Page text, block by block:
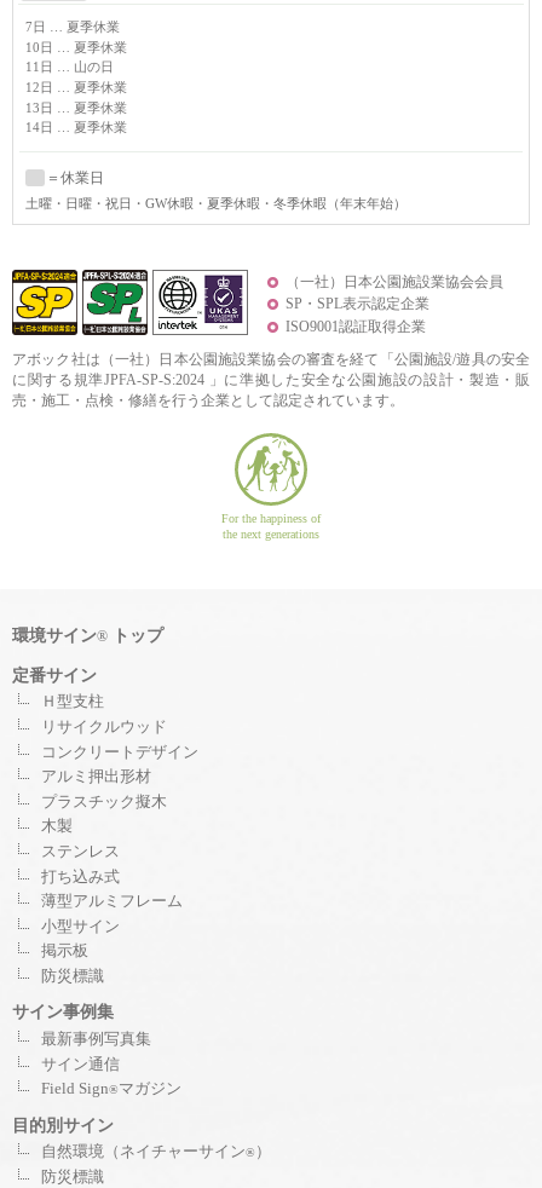
7日 … 夏季休業
10日 … 夏季休業
11日 … 山の日
12日 … 夏季休業
13日 … 夏季休業
14日 … 夏季休業
＝休業日
土曜・日曜・祝日・GW休暇・夏季休暇・冬季休暇（年末年始）
（一社）日本公園施設業協会会員
SP・SPL表示認定企業
ISO9001認証取得企業
アボック社は（一社）日本公園施設業協会の審査を経て「公園施設/遊具の安全
に関する規準JPFA-SP-S:2024 」に準拠した安全な公園施設の設計・製造・販
売・施工・点検・修繕を行う企業として認定されています。
For the happiness of
the next generations
環境サイン® トップ
定番サイン
Ｈ型支柱
リサイクルウッド
コンクリートデザイン
アルミ押出形材
プラスチック擬木
木製
ステンレス
打ち込み式
薄型アルミフレーム
小型サイン
掲示板
防災標識
サイン事例集
最新事例写真集
サイン通信
Field Sign®マガジン
目的別サイン
自然環境（ネイチャーサイン® ）
防災標識